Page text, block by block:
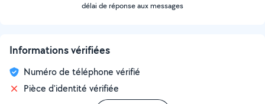
délai de réponse aux messages
Informations vérifiées
Numéro de téléphone vérifié
Pièce d'identité vérifiée